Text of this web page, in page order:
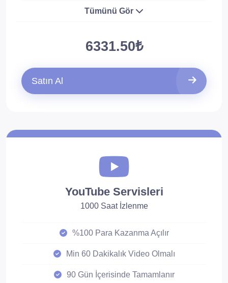
Tümünü Gör
6331.50₺
Satın Al
YouTube Servisleri
1000 Saat İzlenme
%100 Para Kazanma Açılır
Min 60 Dakikalık Video Olmalı
90 Gün İçerisinde Tamamlanır